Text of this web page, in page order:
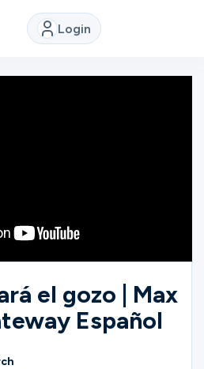
Login
el gozo | Max
Español